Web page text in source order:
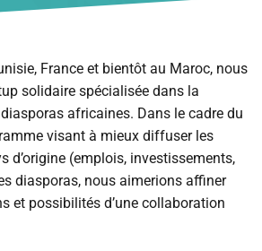
France et bientôt au Maroc, nous
solidaire spécialisée dans la
africaines. Dans le cadre du
visant à mieux diffuser les
d’origine (emplois, investissements,
diasporas, nous aimerions affiner
et possibilités d’une collaboration